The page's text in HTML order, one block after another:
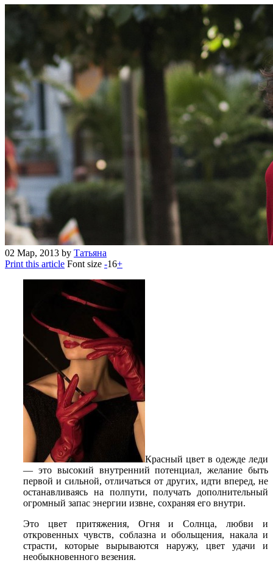
02 Мар, 2013 by Татьяна
Print this article Font size -16+
Красный цвет в одежде леди
— это высокий внутренний потенциал, желание быть
первой и сильной, отличаться от других, идти вперед, не
останавливаясь на полпути, получать дополнительный
огромный запас энергии извне, сохраняя его внутри.
Это цвет притяжения, Огня и Солнца, любви и
откровенных чувств, соблазна и обольщения, накала и
страсти, которые вырываются наружу, цвет удачи и
необыкновенного везения.